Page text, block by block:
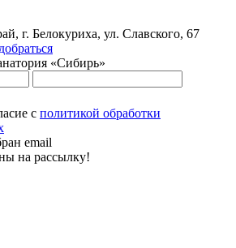
г. Белокуриха, ул. Славского, 67
«Сибирь»
с политикой обработки
email
на рассылку!